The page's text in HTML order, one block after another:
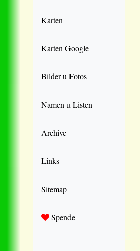
Karten
Karten Google
Bilder u Fotos
Namen u Listen
Archive
Links
Sitemap
Spende